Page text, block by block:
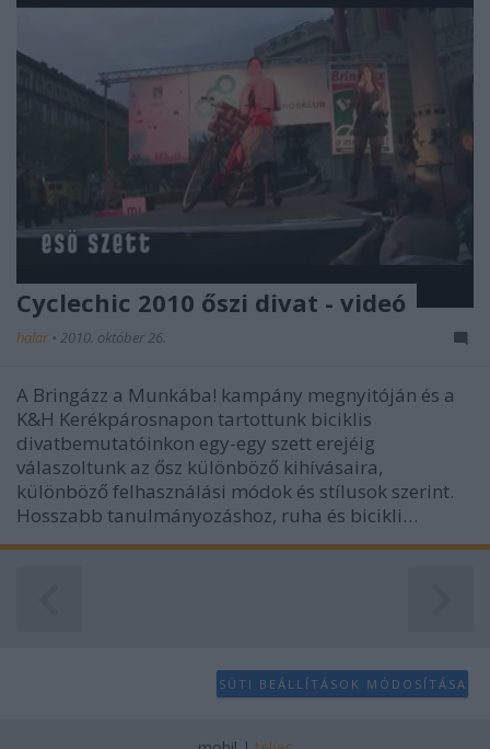
Cyclechic 2010 őszi divat - videó
halar • 2010. október 26.
A Bringázz a Munkába! kampány megnyitóján és a
K&H Kerékpárosnapon tartottunk biciklis
divatbemutatóinkon egy-egy szett erejéig
válaszoltunk az ősz különböző kihívásaira,
különböző felhasználási módok és stílusok szerint.
Hosszabb tanulmányozáshoz, ruha és bicikli…
SÜTI BEÁLLÍTÁSOK MÓDOSÍTÁSA